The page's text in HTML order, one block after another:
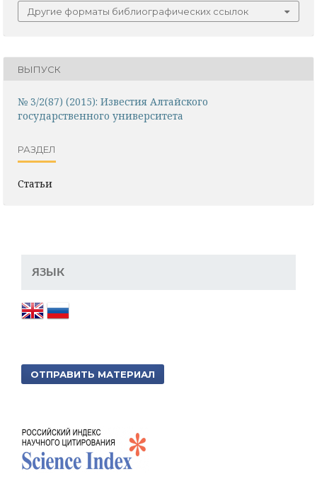
Другие форматы библиографических ссылок
ВЫПУСК
№ 3/2(87) (2015): Известия Алтайского
государственного университета
РАЗДЕЛ
Статьи
ЯЗЫК
ОТПРАВИТЬ МАТЕРИАЛ